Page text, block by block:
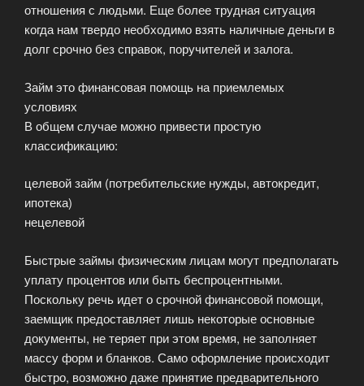
отношения с людьми. Еще более трудная ситуация
когда нам твердо необходимо взять наличные деньги в
долг срочно без справок, поручителей и залога.
Займ это финансовая помощь на приемлемых
условиях
В общем случае можно привести простую
классификацию:
целевой займ (потребительские нужды, автокредит,
ипотека)
нецелевой
Быстрые займы физическим лицам могут предполагать
уплату процентов или быть беспроцентными.
Поскольку речь идет о срочной финансовой помощи,
заемщик предоставляет лишь некоторые основные
документы, не теряет при этом время, не заполняет
массу форм и бланков. Само оформление происходит
быстро, возможно даже принятие предварительного